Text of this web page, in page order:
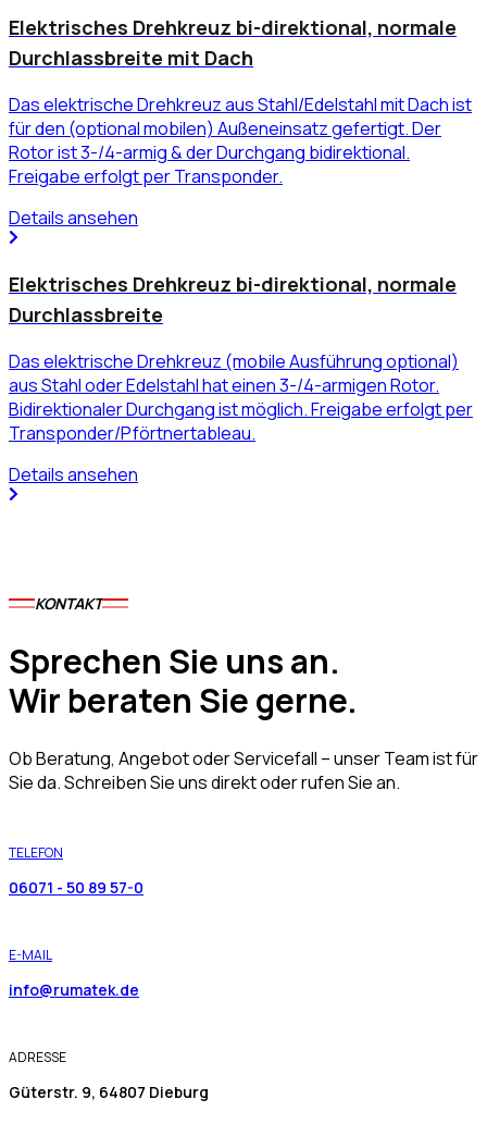
Elektrisches Drehkreuz bi-direktional, normale
Durchlassbreite mit Dach
Das elektrische Drehkreuz aus Stahl/Edelstahl mit Dach ist
für den (optional mobilen) Außeneinsatz gefertigt. Der
Rotor ist 3-/4-armig & der Durchgang bidirektional.
Freigabe erfolgt per Transponder.
Details ansehen
Elektrisches Drehkreuz bi-direktional, normale
Durchlassbreite
Das elektrische Drehkreuz (mobile Ausführung optional)
aus Stahl oder Edelstahl hat einen 3-/4-armigen Rotor.
Bidirektionaler Durchgang ist möglich. Freigabe erfolgt per
Transponder/Pförtnertableau.
Details ansehen
KONTAKT
Sprechen Sie uns an.
Wir beraten Sie gerne.
Ob Beratung, Angebot oder Servicefall – unser Team ist für
Sie da. Schreiben Sie uns direkt oder rufen Sie an.
TELEFON
06071 - 50 89 57-0
E-MAIL
info@rumatek.de
ADRESSE
Güterstr. 9, 64807 Dieburg